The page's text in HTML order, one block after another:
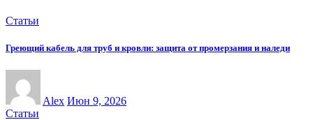
Статьи
Греющий кабель для труб и кровли: защита от промерзания и наледи
Alex Июн 9, 2026
Статьи